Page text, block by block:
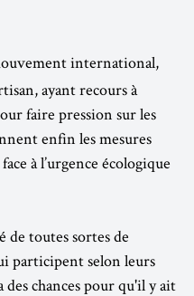
international,
ayant recours à
faire pression sur les
enfin les mesures
à l’urgence écologique
de toutes sortes de
participent selon leurs
chances pour qu'il y ait